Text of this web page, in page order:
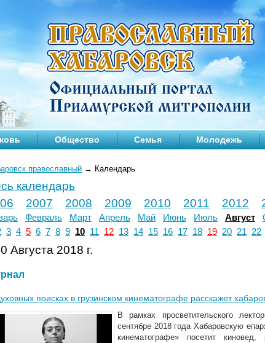
Общество Семья Молодежь
православный → Календарь
календарь
2007 2008 2009 2010 2011 2012
Февраль Март Апрель Май Июнь Июль Август
3 4 5 6 7 8 9 10 11 12 13 14 15 16 17 18 19 20 21 22
Августа 2018 г.
поисках в грузинском кинематографе расскажет
В рамках просветительского
сентябре 2018 года Хабаровскую
кинематографе» посетит киновед,